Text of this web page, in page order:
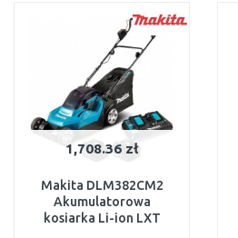
Do porównania
1,708.36 zł
Makita DLM382CM2
Akumulatorowa
kosiarka Li-ion LXT